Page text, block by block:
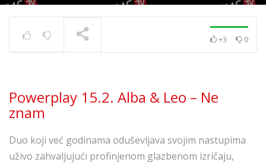
+3 0
Powerplay 15.2. Alba & Leo – Ne
znam
Duo koji već godinama oduševljava svojim nastupima
uživo zahvaljujući profinjenom glazbenom izričaju,